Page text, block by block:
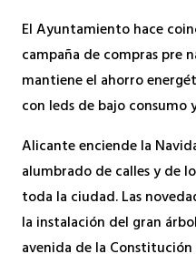
El Ayuntamiento hace
campaña de compras pre
mantiene el ahorro
con leds de bajo consumo
Alicante enciende la
alumbrado de calles y de
toda la ciudad. Las
la instalación del gran